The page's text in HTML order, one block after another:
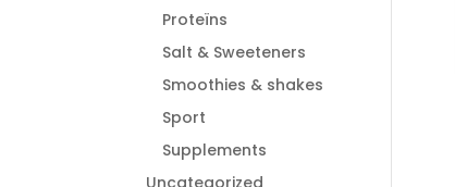
Proteïns
Salt & Sweeteners
Smoothies & shakes
Sport
Supplements
Uncategorized